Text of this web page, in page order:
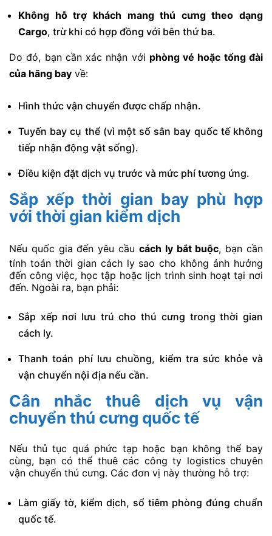
Không hỗ trợ khách mang thú cưng theo dạng
Cargo, trừ khi có hợp đồng với bên thứ ba.
Do đó, bạn cần xác nhận với phòng vé hoặc tổng đài
của hãng bay về:
Hình thức vận chuyển được chấp nhận.
Tuyến bay cụ thể (vì một số sân bay quốc tế không
tiếp nhận động vật sống).
Điều kiện đặt dịch vụ trước và mức phí tương ứng.
Sắp xếp thời gian bay phù hợp
với thời gian kiểm dịch
Nếu quốc gia đến yêu cầu cách ly bắt buộc, bạn cần
tính toán thời gian cách ly sao cho không ảnh hưởng
đến công việc, học tập hoặc lịch trình sinh hoạt tại nơi
đến. Ngoài ra, bạn phải:
Sắp xếp nơi lưu trú cho thú cưng trong thời gian
cách ly.
Thanh toán phí lưu chuồng, kiểm tra sức khỏe và
vận chuyển nội địa nếu cần.
Cân nhắc thuê dịch vụ vận
chuyển thú cưng quốc tế
Nếu thủ tục quá phức tạp hoặc bạn không thể bay
cùng, bạn có thể thuê các công ty logistics chuyên
vận chuyển thú cưng. Các đơn vị này thường hỗ trợ:
Làm giấy tờ, kiểm dịch, sổ tiêm phòng đúng chuẩn
quốc tế.